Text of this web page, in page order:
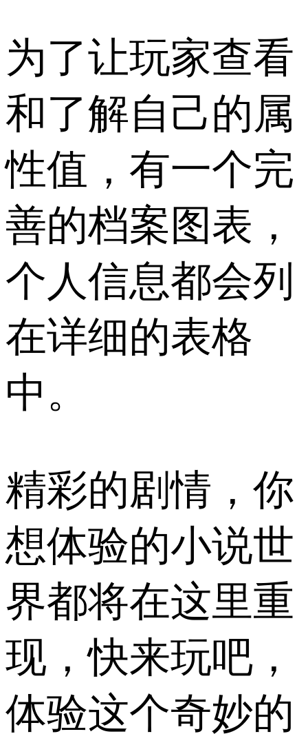
为了让玩家查看
和了解自己的属
性值，有一个完
善的档案图表，
个人信息都会列
在详细的表格
中。
精彩的剧情，你
想体验的小说世
界都将在这里重
现，快来玩吧，
体验这个奇妙的